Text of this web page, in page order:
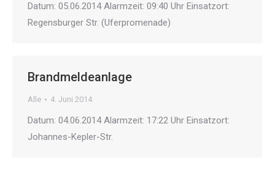
Datum: 05.06.2014 Alarmzeit: 09:40 Uhr Einsatzort:
Regensburger Str. (Uferpromenade)
Brandmeldeanlage
Alle 4. Juni 2014
Datum: 04.06.2014 Alarmzeit: 17:22 Uhr Einsatzort:
Johannes-Kepler-Str.